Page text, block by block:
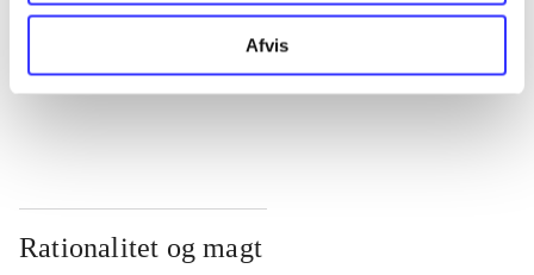
Afvis
Rationalitet og magt